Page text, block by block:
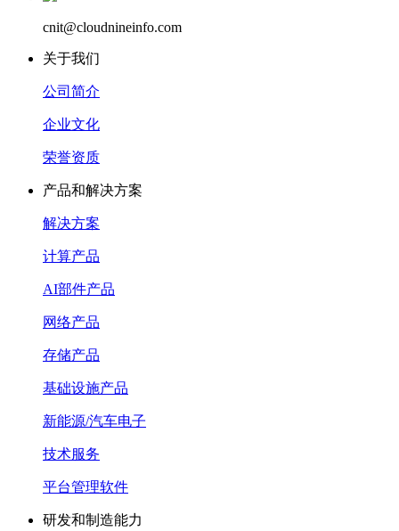
cnit@cloudnineinfo.com
关于我们
公司简介
企业文化
荣誉资质
产品和解决方案
解决方案
计算产品
AI部件产品
网络产品
存储产品
基础设施产品
新能源/汽车电子
技术服务
平台管理软件
研发和制造能力